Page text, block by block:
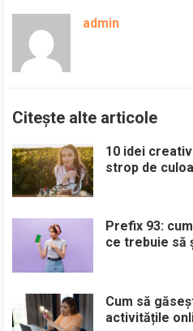
admin
Citește alte articole
10 idei
strop de
Prefix 93:
ce trebuie să
Cum să
activitățile